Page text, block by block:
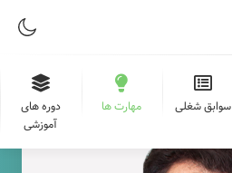
سوابق شغلی مهارت ها
دوره های
آموزشی